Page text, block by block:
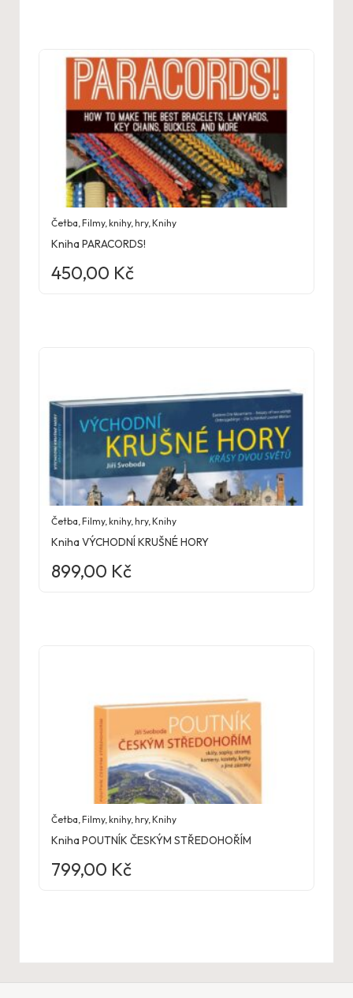
Četba ,Filmy, knihy, hry,Knihy
Kniha PARACORDS!
450,00 Kč
Četba,Filmy, knihy, hry,Knihy
Kniha VÝCHODNÍ KRUŠNÉ HORY
899,00 Kč
Četba,Filmy, knihy, hry,Knihy
Kniha POUTNÍK ČESKÝM STŘEDOHOŘÍM
799,00 Kč